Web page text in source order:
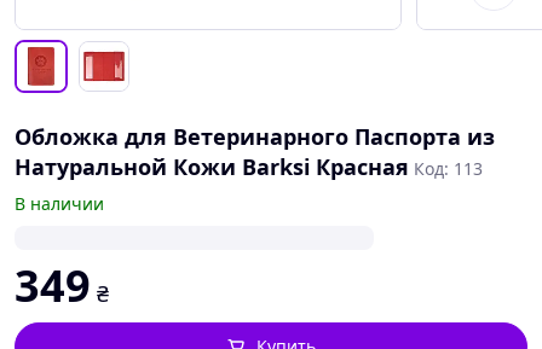
Обложка для Ветеринарного Паспорта из
Натуральной Кожи Barksi Красная Код: 113
В наличии
349 ₴